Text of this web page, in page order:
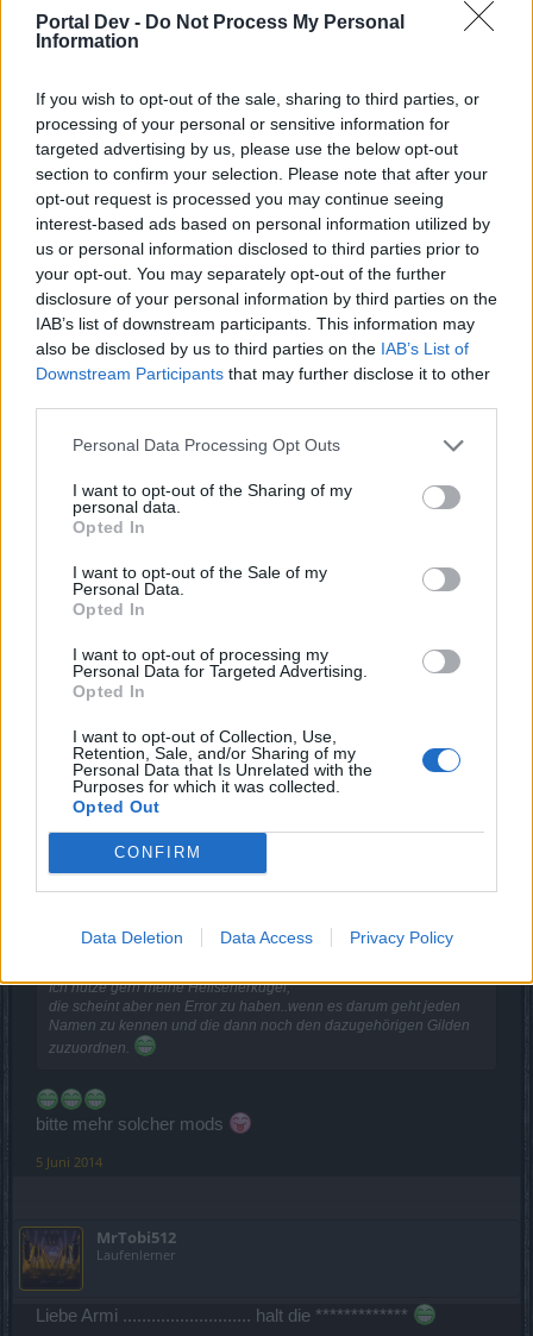
Portal Dev - Do Not Process My Personal
Information
If you wish to opt-out of the sale, sharing to third parties, or
processing of your personal or sensitive information for
targeted advertising by us, please use the below opt-out
section to confirm your selection. Please note that after your
opt-out request is processed you may continue seeing
interest-based ads based on personal information utilized by
us or personal information disclosed to third parties prior to
your opt-out. You may separately opt-out of the further
disclosure of your personal information by third parties on the
IAB’s list of downstream participants. This information may
also be disclosed by us to third parties on the IAB’s List of
Downstream Participants that may further disclose it to other
Personal Data Processing Opt Outs
I want to opt-out of the Sharing of my
personal data.
Opted In
I want to opt-out of the Sale of my
Personal Data.
Opted In
I want to opt-out of processing my
Personal Data for Targeted Advertising.
Opted In
I want to opt-out of Collection, Use,
Retention, Sale, and/or Sharing of my
Personal Data that Is Unrelated with the
Purposes for which it was collected.
Opted Out
CONFIRM
Data Deletion Data Access Privacy Policy
gehe ich davon aus, das Du dessen Erlaubnis hast dies hier zu
posten?
Salsania
Click to expand...
Yap idu ist ein Gilden dude und ihm war es so ziemlich egal
xD
Hm ... bist der erste Mod hier ? Schade wir werden ja doch
beobachtet
4 Juni 2014
cosoptundMittwinterwichtgefällt dies.
Hallo @ ARMITEL
Ich nutze gern meine Hellseherkugel,
jeden Namen zu kennen und die dann noch den
dazugehörigen Gilden zuzuordnen.
Deswegen erleichtert es ungemein, wenn dabei steht das
eine Veröffentlichung aller Beteiligten erlaubt ist.
Salsania
5 Juni 2014
ARMITEL,Mittwinterwicht
Mittwinterwicht
Ich nutze gern meine Hellseherkugel,
die scheint aber nen Error zu haben..wenn es darum geht jeden
Namen zu kennen und die dann noch den dazugehörigen Gilden
zuzuordnen.
bitte mehr solcher mods
5 Juni 2014
MrTobi512
Laufenlerner
Liebe Armi ........................... halt die *************